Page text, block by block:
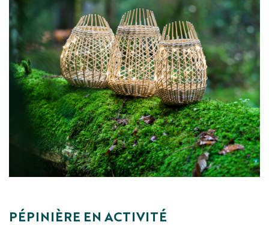
PÉPINIÈRE EN ACTIVITÉ